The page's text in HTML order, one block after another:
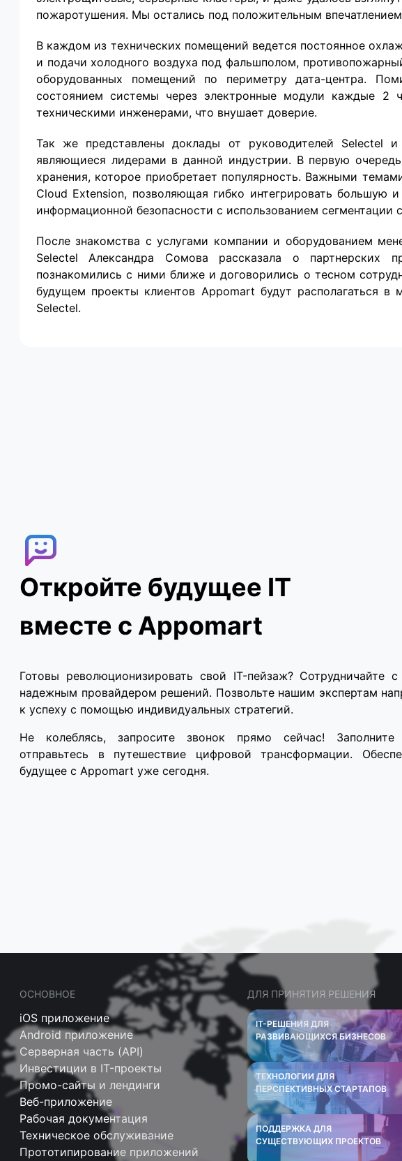
пожаротушения. Мы остались под положительным
В каждом из технических помещений ведется постоянное
и подачи холодного воздуха под фальшполом,
оборудованных помещений по периметру дата-центра.
состоянием системы через электронные модули каждые 2
техническими инженерами, что внушает доверие.
Так же представлены доклады от руководителей Selectel
являющиеся лидерами в данной индустрии. В первую
хранения, которое приобретает популярность. Важными
Cloud Extension, позволяющая гибко интегрировать большую
информационной безопасности с использованием сегментации
После знакомства с уcлугами компании и оборудованием
Selectel Александра Сомова рассказала о партнерских
познакомились с ними ближе и договорились о тесном
будущем проекты клиентов Appomart будут располагаться
Selectel.
Откройте будущее IT
вместе с Appomart
Готовы революционизировать свой IT-пейзаж? Сотрудничайте
надежным провайдером решений. Позвольте нашим экспертам
к успеху с помощью индивидуальных стратегий.
Не колеблясь, запросите звонок прямо сейчас!
отправьтесь в путешествие цифровой трансформации.
будущее с Appomart уже сегодня.
ОСНОВНОЕ
iOS приложение
Android приложение
Серверная часть (API)
Инвестиции в IT-проекты
Промо-сайты и лендинги
Веб-приложение
Рабочая документация
Техническое обслуживание
Прототипирование приложений
ДЛЯ ПРИНЯТИЯ РЕШЕНИЯ
IT-РЕШЕНИЯ ДЛЯ
РАЗВИВАЮЩИХСЯ БИЗНЕСОВ
ТЕХНОЛОГИИ ДЛЯ
ПЕРСПЕКТИВНЫХ СТАРТАПОВ
ПОДДЕРЖКА ДЛЯ
СУЩЕСТВУЮЩИХ ПРОЕКТОВ